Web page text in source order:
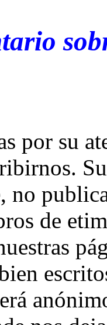
por su
no
de